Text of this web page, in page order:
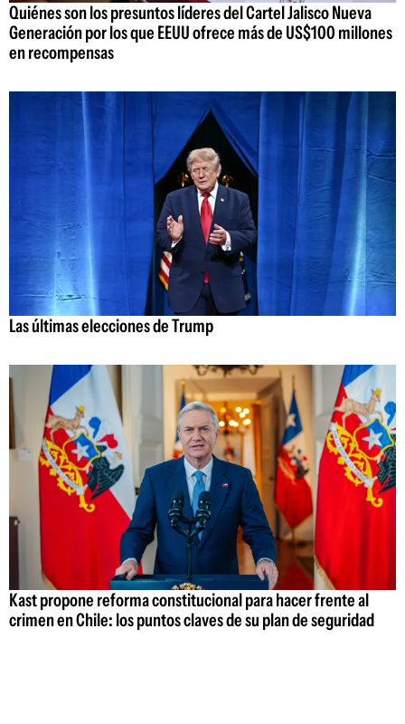
Quiénes son los presuntos líderes del Cartel Jalisco Nueva
Generación por los que EEUU ofrece más de US$100 millones
en recompensas
Las últimas elecciones de Trump
Kast propone reforma constitucional para hacer frente al
crimen en Chile: los puntos claves de su plan de seguridad